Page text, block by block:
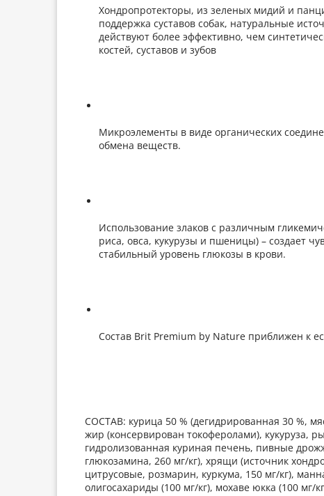
Хондропротекторы, из зеленых мидий и
поддержка суставов собак, натуральные
действуют более эффективно, чем
костей, суставов и зубов
Микроэлементы в виде органических
обмена веществ.
Использование злаков с различным
риса, овса, кукурузы и пшеницы) – создает
стабильный уровень глюкозы в крови.
Состав Brit Premium by Nature приближен к
СОСТАВ: курица 50 % (дегидрированная 30 %,
жир (консервирован токоферолами), кукуруза,
гидролизованная куриная печень, пивные
глюкозамина, 260 мг/кг), хрящи (источник
цитрусовые, розмарин, куркума, 150 мг/кг),
олигосахариды (100 мг/кг), мохаве юкка (100